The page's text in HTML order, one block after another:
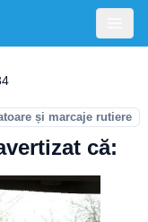
și marcaje rutiere
că: